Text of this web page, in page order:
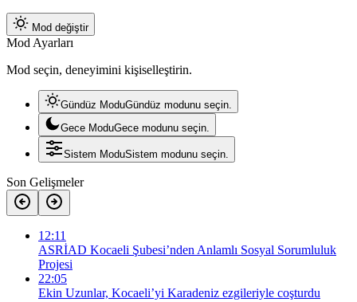
Mod değiştir
Mod Ayarları
Mod seçin, deneyimini kişiselleştirin.
Gündüz ModuGündüz modunu seçin.
Gece ModuGece modunu seçin.
Sistem ModuSistem modunu seçin.
Son Gelişmeler
12:11
ASRİAD Kocaeli Şubesi’nden Anlamlı Sosyal Sorumluluk
Projesi
22:05
Ekin Uzunlar, Kocaeli’yi Karadeniz ezgileriyle coşturdu